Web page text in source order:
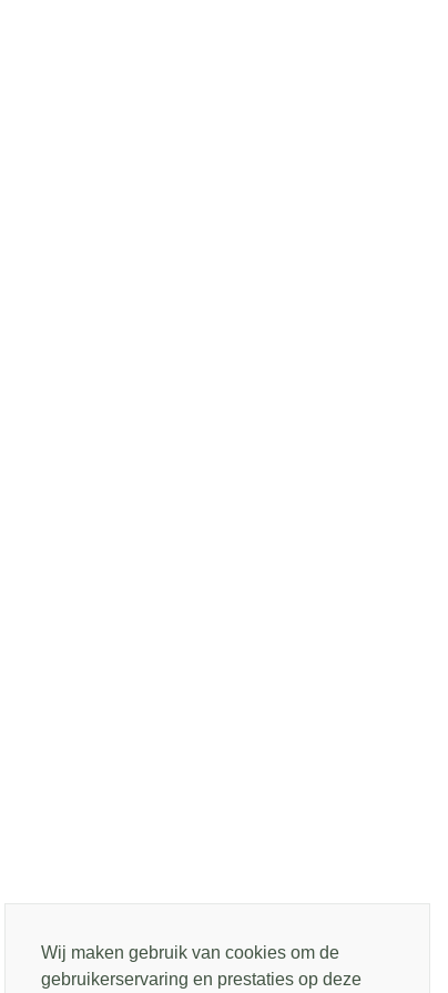
Wij maken gebruik van cookies om de
gebruikerservaring en prestaties op deze